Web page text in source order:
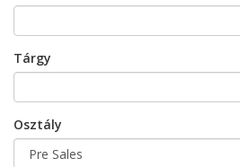
Tárgy
Osztály